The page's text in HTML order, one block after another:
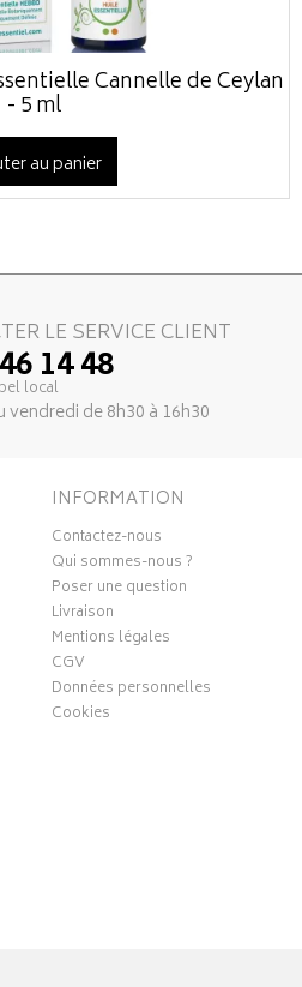
Cannelle de Ceylan
- 5 ml
au panier
LE SERVICE CLIENT
14 48
local
vendredi de 8h30 à 16h30
INFORMATION
Contactez-nous
Qui sommes-nous ?
Poser une question
Livraison
Mentions légales
CGV
Données personnelles
Cookies